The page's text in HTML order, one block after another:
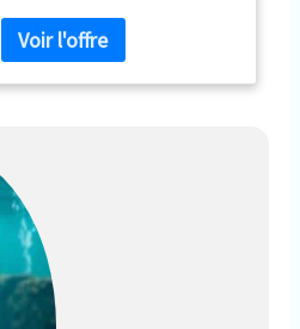
pmt, la natation, les mers
tropicale et tous les sports
aquatique. Fermeture dorsale